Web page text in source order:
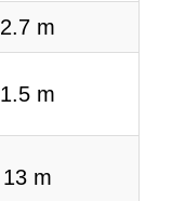
2.7 m
1.5 m
13 m